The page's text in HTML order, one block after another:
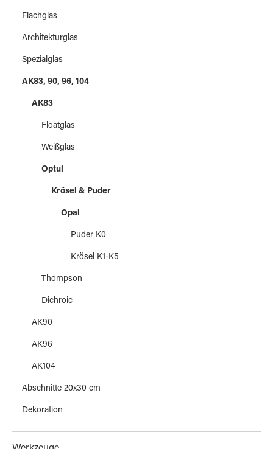
Flachglas
Architekturglas
Spezialglas
AK83, 90, 96, 104
AK83
Floatglas
Weißglas
Optul
Krösel & Puder
Opal
Puder K0
Krösel K1-K5
Thompson
Dichroic
AK90
AK96
AK104
Abschnitte 20x30 cm
Dekoration